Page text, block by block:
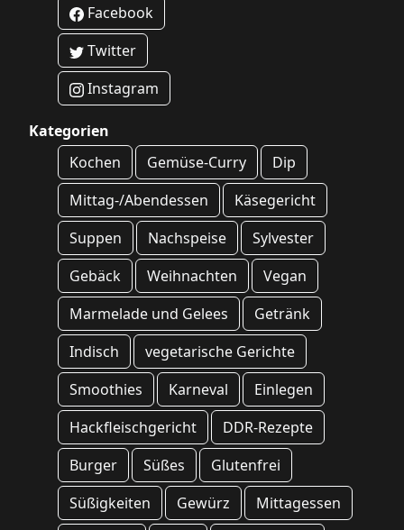
Facebook
Twitter
Instagram
Kategorien
Kochen
Gemüse-Curry
Dip
Mittag-/Abendessen
Käsegericht
Suppen
Nachspeise
Sylvester
Gebäck
Weihnachten
Vegan
Marmelade und Gelees
Getränk
Indisch
vegetarische Gerichte
Smoothies
Karneval
Einlegen
Hackfleischgericht
DDR-Rezepte
Burger
Süßes
Glutenfrei
Süßigkeiten
Gewürz
Mittagessen